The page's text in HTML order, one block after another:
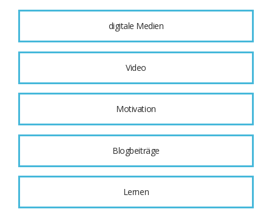
digitale Medien
Video
Motivation
Blogbeiträge
Lernen